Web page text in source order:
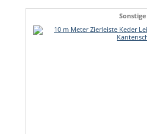
Sonstige